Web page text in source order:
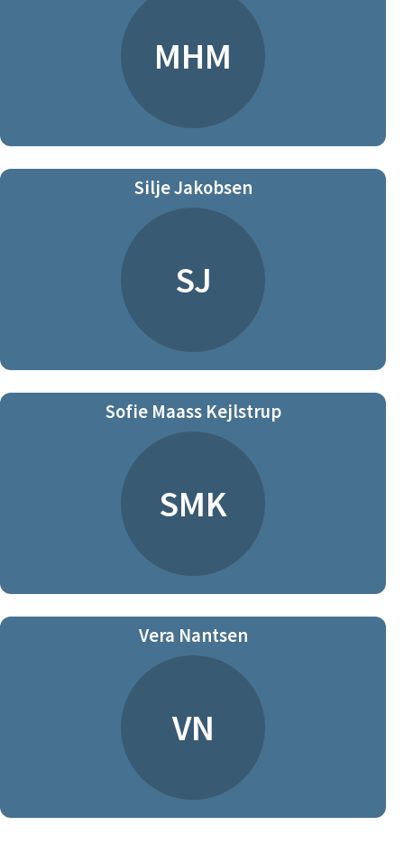
MHM
Silje Jakobsen
SJ
Sofie Maass Kejlstrup
SMK
Vera Nantsen
VN